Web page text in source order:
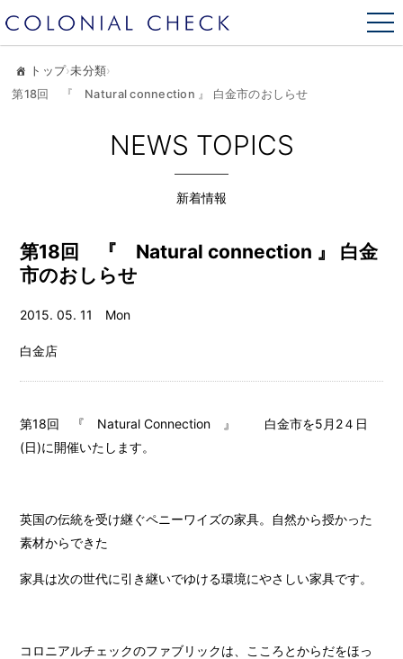
トップ›未分類›
第18回 『 Natural connection 』 白金市のおしらせ
NEWS TOPICS
新着情報
第18回 『 Natural connection 』 白金
市のおしらせ
2015. 05. 11 Mon
白金店
第18回 『 Natural Connection 』 白金市を5月2４日
(日)に開催いたします。
英国の伝統を受け継ぐペニーワイズの家具。自然から授かった
素材からできた
家具は次の世代に引き継いでゆける環境にやさしい家具です。
コロニアルチェックのファブリックは、こころとからだをほっ